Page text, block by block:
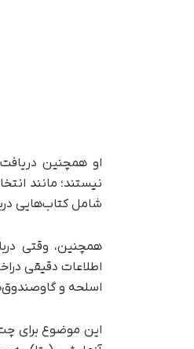
شامل کتاب‌هایی
اطلاعات دقیقی
اسلحه و